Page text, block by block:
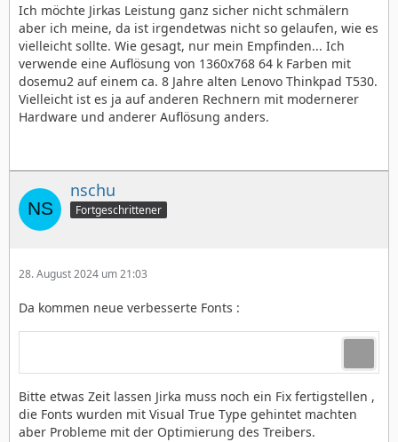
Ich möchte Jirkas Leistung ganz sicher nicht schmälern
aber ich meine, da ist irgendetwas nicht so gelaufen, wie es
vielleicht sollte. Wie gesagt, nur mein Empfinden... Ich
verwende eine Auflösung von 1360x768 64 k Farben mit
dosemu2 auf einem ca. 8 Jahre alten Lenovo Thinkpad T530.
Vielleicht ist es ja auf anderen Rechnern mit modernerer
Hardware und anderer Auflösung anders.
nschu
Fortgeschrittener
28. August 2024 um 21:03
Da kommen neue verbesserte Fonts :
Bitte etwas Zeit lassen Jirka muss noch ein Fix fertigstellen ,
die Fonts wurden mit Visual True Type gehintet machten
aber Probleme mit der Optimierung des Treibers.